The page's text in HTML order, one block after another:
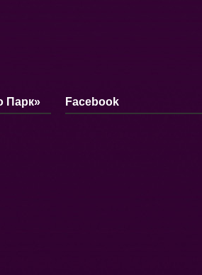
Парк» Facebook